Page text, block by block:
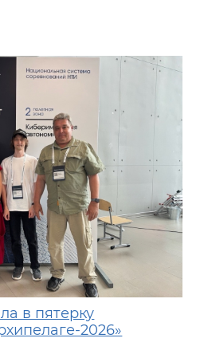
в пятерку
2026»